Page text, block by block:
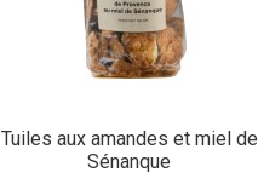
Tuiles aux amandes et miel de
Sénanque